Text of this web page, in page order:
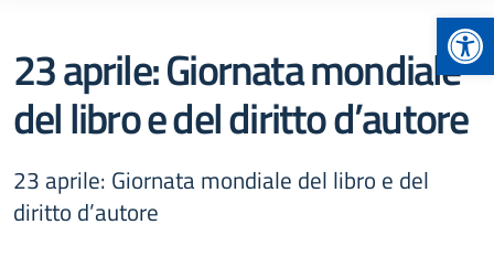
23 aprile: Giornata mondiale
del libro e del diritto d’autore
23 aprile: Giornata mondiale del libro e del
diritto d’autore